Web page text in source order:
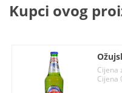
Kupci ovog
Cijena
Cijena